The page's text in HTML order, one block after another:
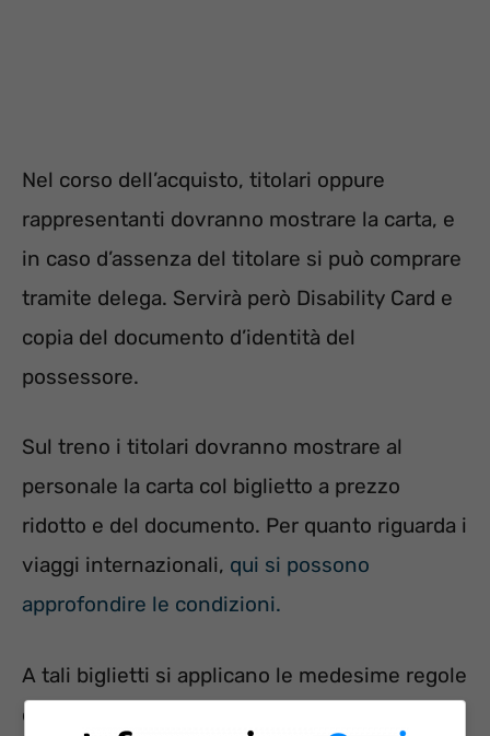
Nel corso dell’acquisto, titolari oppure
rappresentanti dovranno mostrare la carta, e
in caso d’assenza del titolare si può comprare
tramite delega. Servirà però Disability Card e
copia del documento d’identità del
possessore.
Sul treno i titolari dovranno mostrare al
personale la carta col biglietto a prezzo
ridotto e del documento. Per quanto riguarda i
viaggi internazionali, qui si possono
approfondire le condizioni.
A tali biglietti si applicano le medesime regole
di quelli base, come spiegato nel